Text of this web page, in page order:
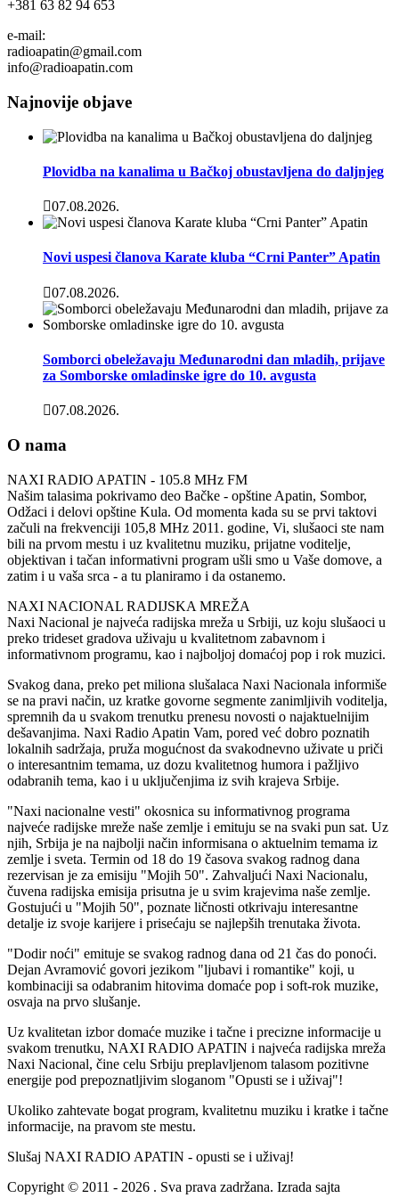
+381 63 82 94 653
e-mail:
radioapatin@gmail.com
info@radioapatin.com
Najnovije objave
Plovidba na kanalima u Bačkoj obustavljena do daljnjeg
07.08.2026.
Novi uspesi članova Karate kluba “Crni Panter” Apatin
07.08.2026.
Somborci obeležavaju Međunarodni dan mladih, prijave
za Somborske omladinske igre do 10. avgusta
07.08.2026.
O nama
NAXI RADIO APATIN - 105.8 MHz FM
Našim talasima pokrivamo deo Bačke - opštine Apatin, Sombor,
Odžaci i delovi opštine Kula. Od momenta kada su se prvi taktovi
začuli na frekvenciji 105,8 MHz 2011. godine, Vi, slušaoci ste nam
bili na prvom mestu i uz kvalitetnu muziku, prijatne voditelje,
objektivan i tačan informativni program ušli smo u Vaše domove, a
zatim i u vaša srca - a tu planiramo i da ostanemo.
NAXI NACIONAL RADIJSKA MREŽA
Naxi Nacional je najveća radijska mreža u Srbiji, uz koju slušaoci u
preko trideset gradova uživaju u kvalitetnom zabavnom i
informativnom programu, kao i najboljoj domaćoj pop i rok muzici.
Svakog dana, preko pet miliona slušalaca Naxi Nacionala informiše
se na pravi način, uz kratke govorne segmente zanimljivih voditelja,
spremnih da u svakom trenutku prenesu novosti o najaktuelnijim
dešavanjima. Naxi Radio Apatin Vam, pored već dobro poznatih
lokalnih sadržaja, pruža mogućnost da svakodnevno uživate u priči
o interesantnim temama, uz dozu kvalitetnog humora i pažljivo
odabranih tema, kao i u uključenjima iz svih krajeva Srbije.
"Naxi nacionalne vesti" okosnica su informativnog programa
najveće radijske mreže naše zemlje i emituju se na svaki pun sat. Uz
njih, Srbija je na najbolji način informisana o aktuelnim temama iz
zemlje i sveta. Termin od 18 do 19 časova svakog radnog dana
rezervisan je za emisiju "Mojih 50". Zahvaljući Naxi Nacionalu,
čuvena radijska emisija prisutna je u svim krajevima naše zemlje.
Gostujući u "Mojih 50", poznate ličnosti otkrivaju interesantne
detalje iz svoje karijere i prisećaju se najlepših trenutaka života.
"Dodir noći" emituje se svakog radnog dana od 21 čas do ponoći.
Dejan Avramović govori jezikom "ljubavi i romantike" koji, u
kombinaciji sa odabranim hitovima domaće pop i soft-rok muzike,
osvaja na prvo slušanje.
Uz kvalitetan izbor domaće muzike i tačne i precizne informacije u
svakom trenutku, NAXI RADIO APATIN i najveća radijska mreža
Naxi Nacional, čine celu Srbiju preplavljenom talasom pozitivne
energije pod prepoznatljivim sloganom "Opusti se i uživaj"!
Ukoliko zahtevate bogat program, kvalitetnu muziku i kratke i tačne
informacije, na pravom ste mestu.
Slušaj NAXI RADIO APATIN - opusti se i uživaj!
Copyright © 2011 - 2026 . Sva prava zadržana. Izrada sajta